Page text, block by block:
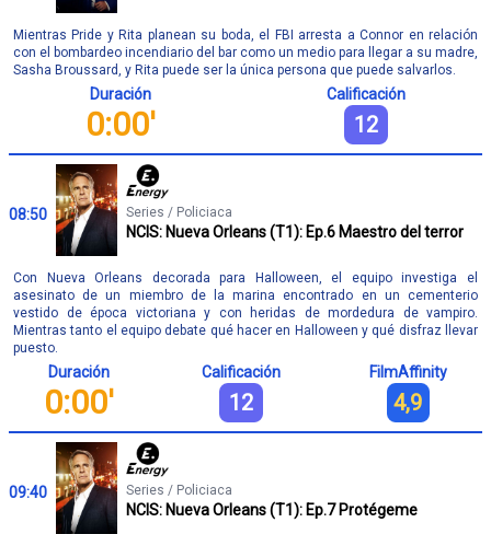
Mientras Pride y Rita planean su boda, el FBI arresta a Connor en relación
con el bombardeo incendiario del bar como un medio para llegar a su madre,
Sasha Broussard, y Rita puede ser la única persona que puede salvarlos.
Duración
0:00'
Calificación
12
08:50 Series / Policiaca
NCIS: Nueva Orleans (T1): Ep.6 Maestro del terror
Con Nueva Orleans decorada para Halloween, el equipo investiga el
asesinato de un miembro de la marina encontrado en un cementerio
vestido de época victoriana y con heridas de mordedura de vampiro.
Mientras tanto el equipo debate qué hacer en Halloween y qué disfraz llevar
puesto.
Duración
0:00'
Calificación
12
FilmAffinity
4,9
09:40 Series / Policiaca
NCIS: Nueva Orleans (T1): Ep.7 Protégeme